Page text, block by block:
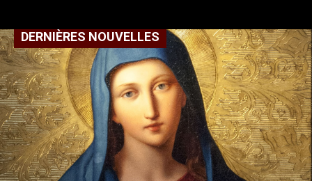
DERNIÈRES NOUVELLES